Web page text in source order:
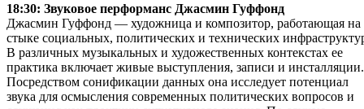
18:30: Звуковое перформанс Джасмин Гуффонд
Джасмин Гуффонд — художница и композитор, работающая на
стыке социальных, политических и технических
В различных музыкальных и художественных контекстах ее
практика включает живые выступления, записи и инсталляции.
Посредством сонификации данных она исследует потенциал
звука для осмысления современных политических вопросов и